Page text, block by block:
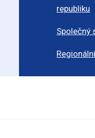
republiku
Společný